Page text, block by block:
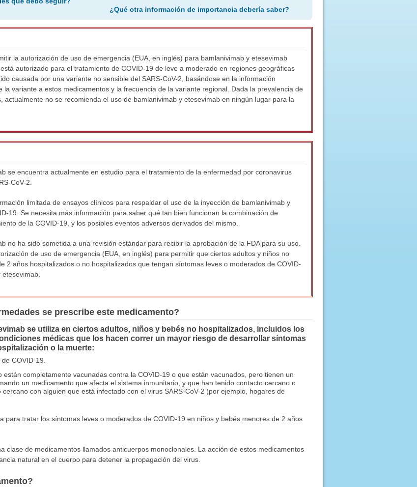
¿Qué otra información de importancia debería saber?
la autorización de uso de emergencia (EUA, en inglés) para bamlanivimab y etesevimab
autorizado para el tratamiento de COVID-19 de leve a moderado en regiones geográficas
causada por una variante no sensible del SARS-CoV-2, basándose en la información
la variante a estos medicamentos y la frecuencia de la variante regional. Dada la prevalencia de
actualmente no se recomienda el uso de bamlanivimab y etesevimab en ningún lugar para la
se encuentra actualmente en estudio para el tratamiento de la enfermedad por coronavirus
CoV-2.
limitada de ensayos clínicos para respaldar el uso de la inyección de bamlanivimab y
19. Se necesita más información para saber qué tan bien funcionan la combinación de
de la COVID-19, y los posibles eventos adversos derivados del mismo.
no ha sido sometida a una revisión estándar para recibir la aprobación de la FDA para su uso.
de uso de emergencia (EUA, en inglés) para permitir que ciertos adultos y niños no
2 años hospitalizados o no hospitalizados que tengan síntomas leves o moderados de COVID-
etesevimab.
se prescribe este medicamento?
se utiliza en ciertos adultos, niños y bebés no hospitalizados, incluidos los
médicas que los hacen correr un mayor riesgo de desarrollar síntomas
o la muerte:
COVID-19.
completamente vacunadas contra la COVID-19 o que están vacunados, pero tienen un
un medicamento que afecta el sistema inmunitario, y que han tenido contacto cercano o
con alguien que está infectado con el virus SARS-CoV-2 (por ejemplo, hogares de
para tratar los síntomas leves o moderados de COVID-19 en niños y bebés menores de 2 años
clase de medicamentos llamados anticuerpos monoclonales. La acción de estos medicamentos
natural en el cuerpo para detener la propagación del virus.